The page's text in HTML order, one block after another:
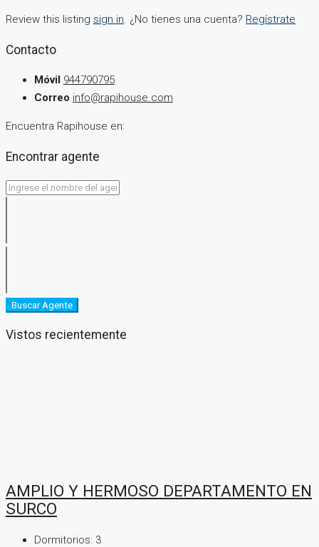
Review this listing sign in. ¿No tienes una cuenta? Regístrate
Contacto
Móvil 944790795
Correo info@rapihouse.com
Encuentra Rapihouse en:
Encontrar agente
Buscar Agente
Vistos recientemente
AMPLIO Y HERMOSO DEPARTAMENTO EN
SURCO
Dormitorios: 3